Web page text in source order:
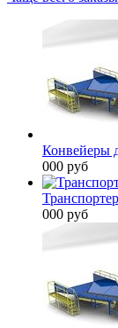
Конвейеры
000 руб
000 руб